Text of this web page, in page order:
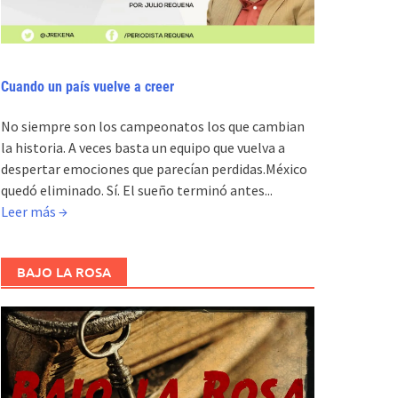
Cuando un país vuelve a creer
No siempre son los campeonatos los que cambian
la historia. A veces basta un equipo que vuelva a
despertar emociones que parecían perdidas.México
quedó eliminado. Sí. El sueño terminó antes...
Leer más →
BAJO LA ROSA